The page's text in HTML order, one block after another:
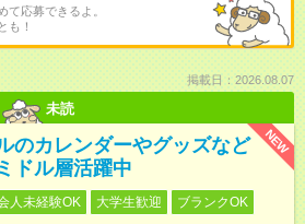
て応募できるよ。
も！
掲載日：2026.08.07
未読
NEW
のカレンダーやグッズなど
ドル層活躍中
人未経験OK 大学生歓迎
ブランクOK